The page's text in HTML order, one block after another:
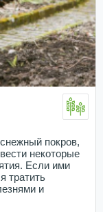
покров,
некоторые
Если ими
тратить
и